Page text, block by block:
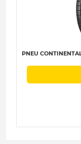
PNEU